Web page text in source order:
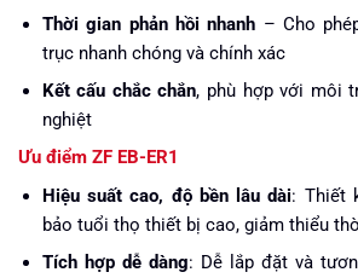
Thời gian phản hồi nhanh – Cho
trục nhanh chóng và chính xác
Kết cấu chắc chắn, phù hợp với môi
nghiệt
Ưu điểm ZF EB-ER1
Hiệu suất cao, độ bền lâu dài: Thiết
bảo tuổi thọ thiết bị cao, giảm thiểu
Tích hợp dễ dàng: Dễ lắp đặt và